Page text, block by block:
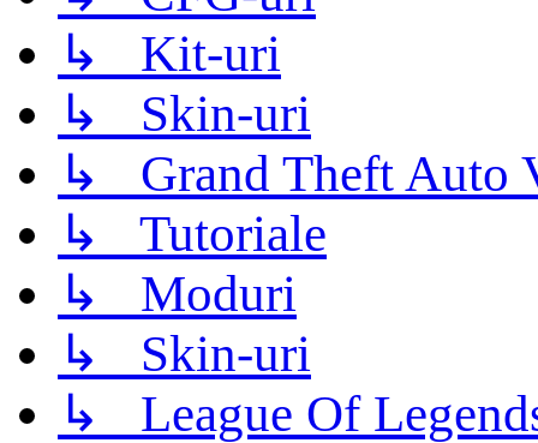
↳ Kit-uri
↳ Skin-uri
↳ Grand Theft Auto
↳ Tutoriale
↳ Moduri
↳ Skin-uri
↳ League Of